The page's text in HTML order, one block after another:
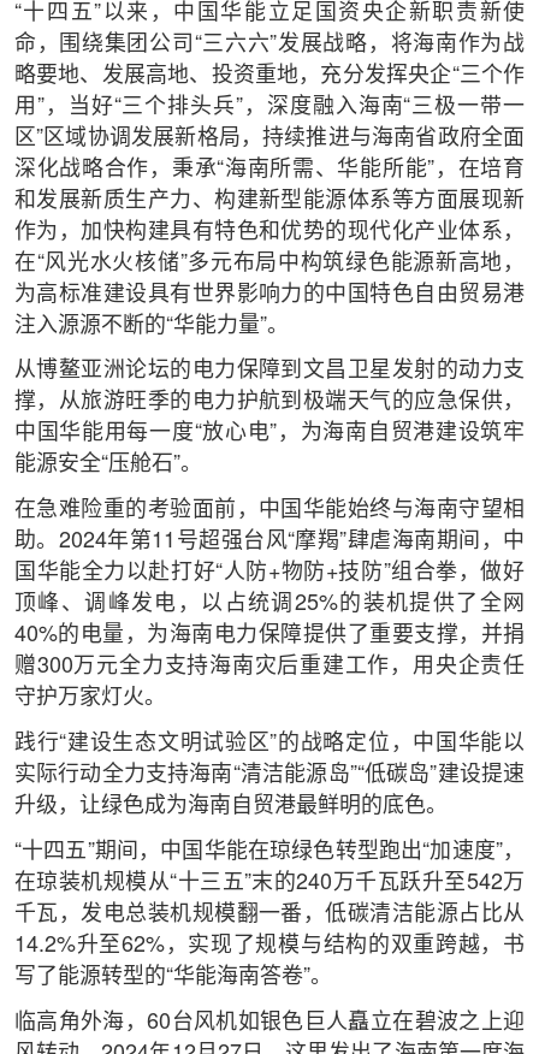
“十四五”以来，中国华能立足国资央企新职责新使
命，围绕集团公司“三六六”发展战略，将海南作为战
略要地、发展高地、投资重地，充分发挥央企“三个作
用”，当好“三个排头兵”，深度融入海南“三极一带一
区”区域协调发展新格局，持续推进与海南省政府全面
深化战略合作，秉承“海南所需、华能所能”，在培育
和发展新质生产力、构建新型能源体系等方面展现新
作为，加快构建具有特色和优势的现代化产业体系，
在“风光水火核储”多元布局中构筑绿色能源新高地，
为高标准建设具有世界影响力的中国特色自由贸易港
注入源源不断的“华能力量”。
从博鳌亚洲论坛的电力保障到文昌卫星发射的动力支
撑，从旅游旺季的电力护航到极端天气的应急保供，
中国华能用每一度“放心电”，为海南自贸港建设筑牢
能源安全“压舱石”。
在急难险重的考验面前，中国华能始终与海南守望相
助。2024年第11号超强台风“摩羯”肆虐海南期间，中
国华能全力以赴打好“人防+物防+技防”组合拳，做好
顶峰、调峰发电，以占统调25%的装机提供了全网
40%的电量，为海南电力保障提供了重要支撑，并捐
赠300万元全力支持海南灾后重建工作，用央企责任
守护万家灯火。
践行“建设生态文明试验区”的战略定位，中国华能以
实际行动全力支持海南“清洁能源岛”“低碳岛”建设提速
升级，让绿色成为海南自贸港最鲜明的底色。
“十四五”期间，中国华能在琼绿色转型跑出“加速度”，
在琼装机规模从“十三五”末的240万千瓦跃升至542万
千瓦，发电总装机规模翻一番，低碳清洁能源占比从
14.2%升至62%，实现了规模与结构的双重跨越，书
写了能源转型的“华能海南答卷”。
临高角外海，60台风机如银色巨人矗立在碧波之上迎